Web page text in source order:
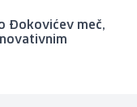
Đokovićev meč,